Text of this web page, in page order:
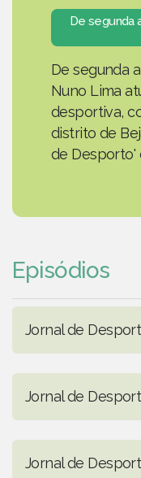
De segunda
De segunda
Nuno Lima
desportiva,
distrito de
de Desporto'
Episódios
Jornal de
Jornal de
Jornal de